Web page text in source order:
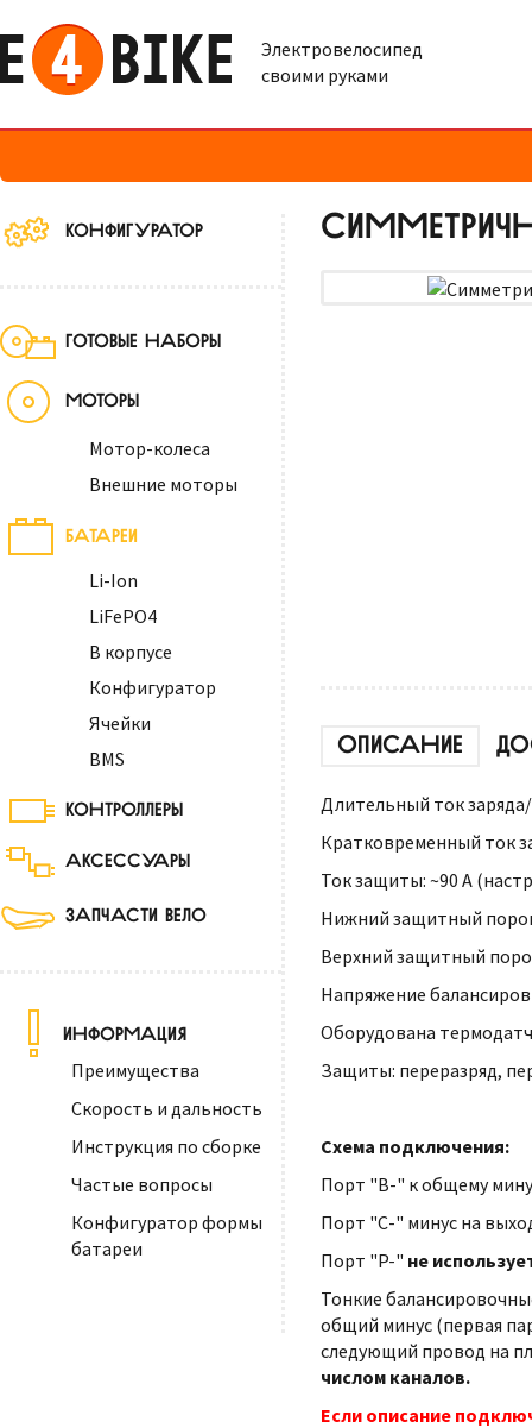
Электровелосипед
своими руками
КОНФИГУРАТОР
ГОТОВЫЕ НАБОРЫ
МОТОРЫ
Мотор-колеса
Внешние моторы
БАТАРЕИ
Li-Ion
LiFePO4
В корпусе
Конфигуратор
Ячейки
BMS
КОНТРОЛЛЕРЫ
АКСЕССУАРЫ
ЗАПЧАСТИ ВЕЛО
ИНФОРМАЦИЯ
Преимущества
Скорость и дальность
Инструкция по сборке
Частые вопросы
Конфигуратор формы
батареи
ОПИСАНИЕ
Длительный ток заряда/
Кратковременный ток
Ток защиты: ~90 А
Нижний защитный
Верхний защитный
Напряжение
Оборудована
Защиты: переразряд,
Схема подключения:
Порт "B-" к общему
Порт "С-" минус на
Порт "P-" не
Тонкие
общий минус (первая
следующий провод на
числом каналов.
Если описание